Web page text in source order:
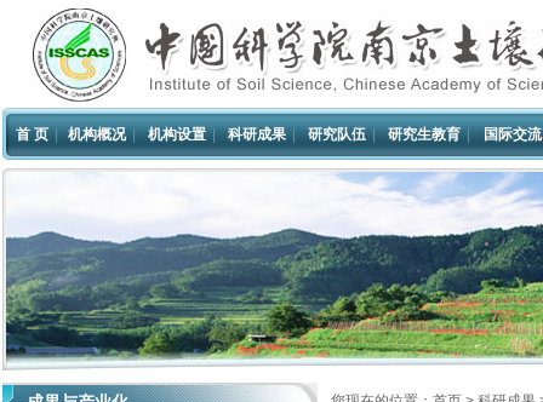
首 页 | 机构概况 | 机构设置 | 科研成果 | 研究队伍 | 研究生教育 | 国际交流